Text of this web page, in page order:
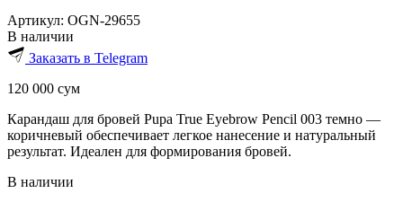
Артикул: OGN-29655
В наличии
Заказать в Telegram
120 000 сум
Карандаш для бровей Pupa True Eyebrow Pencil 003 темно —
коричневый обеспечивает легкое нанесение и натуральный
результат. Идеален для формирования бровей.
В наличии